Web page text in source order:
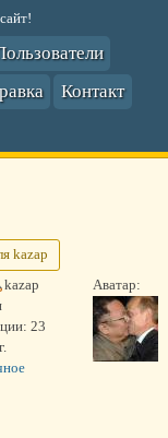
Контакт
kazap
Аватар:
kazap
23